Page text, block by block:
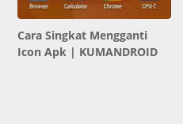
Cara Singkat Mengganti
Icon Apk | KUMANDROID